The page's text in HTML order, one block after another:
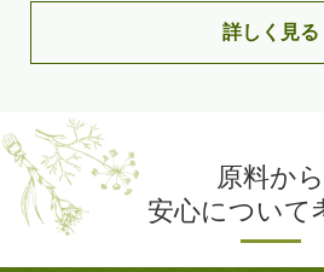
詳しく見る
原料から
安心について